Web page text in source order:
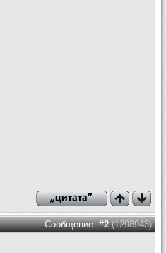
Сообщение: #2(1298943)